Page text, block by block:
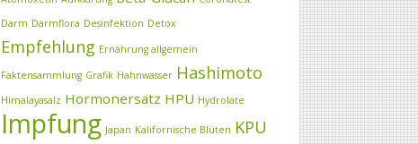
Darm Darmflora Desinfektion Detox
Empfehlung Ernährung allgemein
Faktensammlung Grafik Hahnwasser Hashimoto
Himalayasalz Hormonersatz HPU Hydrolate
Impfung Japan Kalifornische Blüten KPU